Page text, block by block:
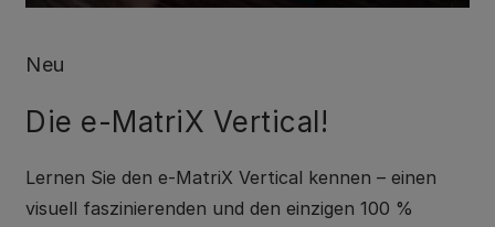
Neu
Die e-MatriX Vertical!
Lernen Sie den e-MatriX Vertical kennen – einen
visuell faszinierenden und den einzigen 100 %